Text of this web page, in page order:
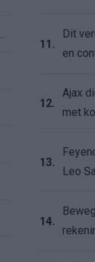
11.
Dit
en
12.
Ajax
met
13.
Leo
14.